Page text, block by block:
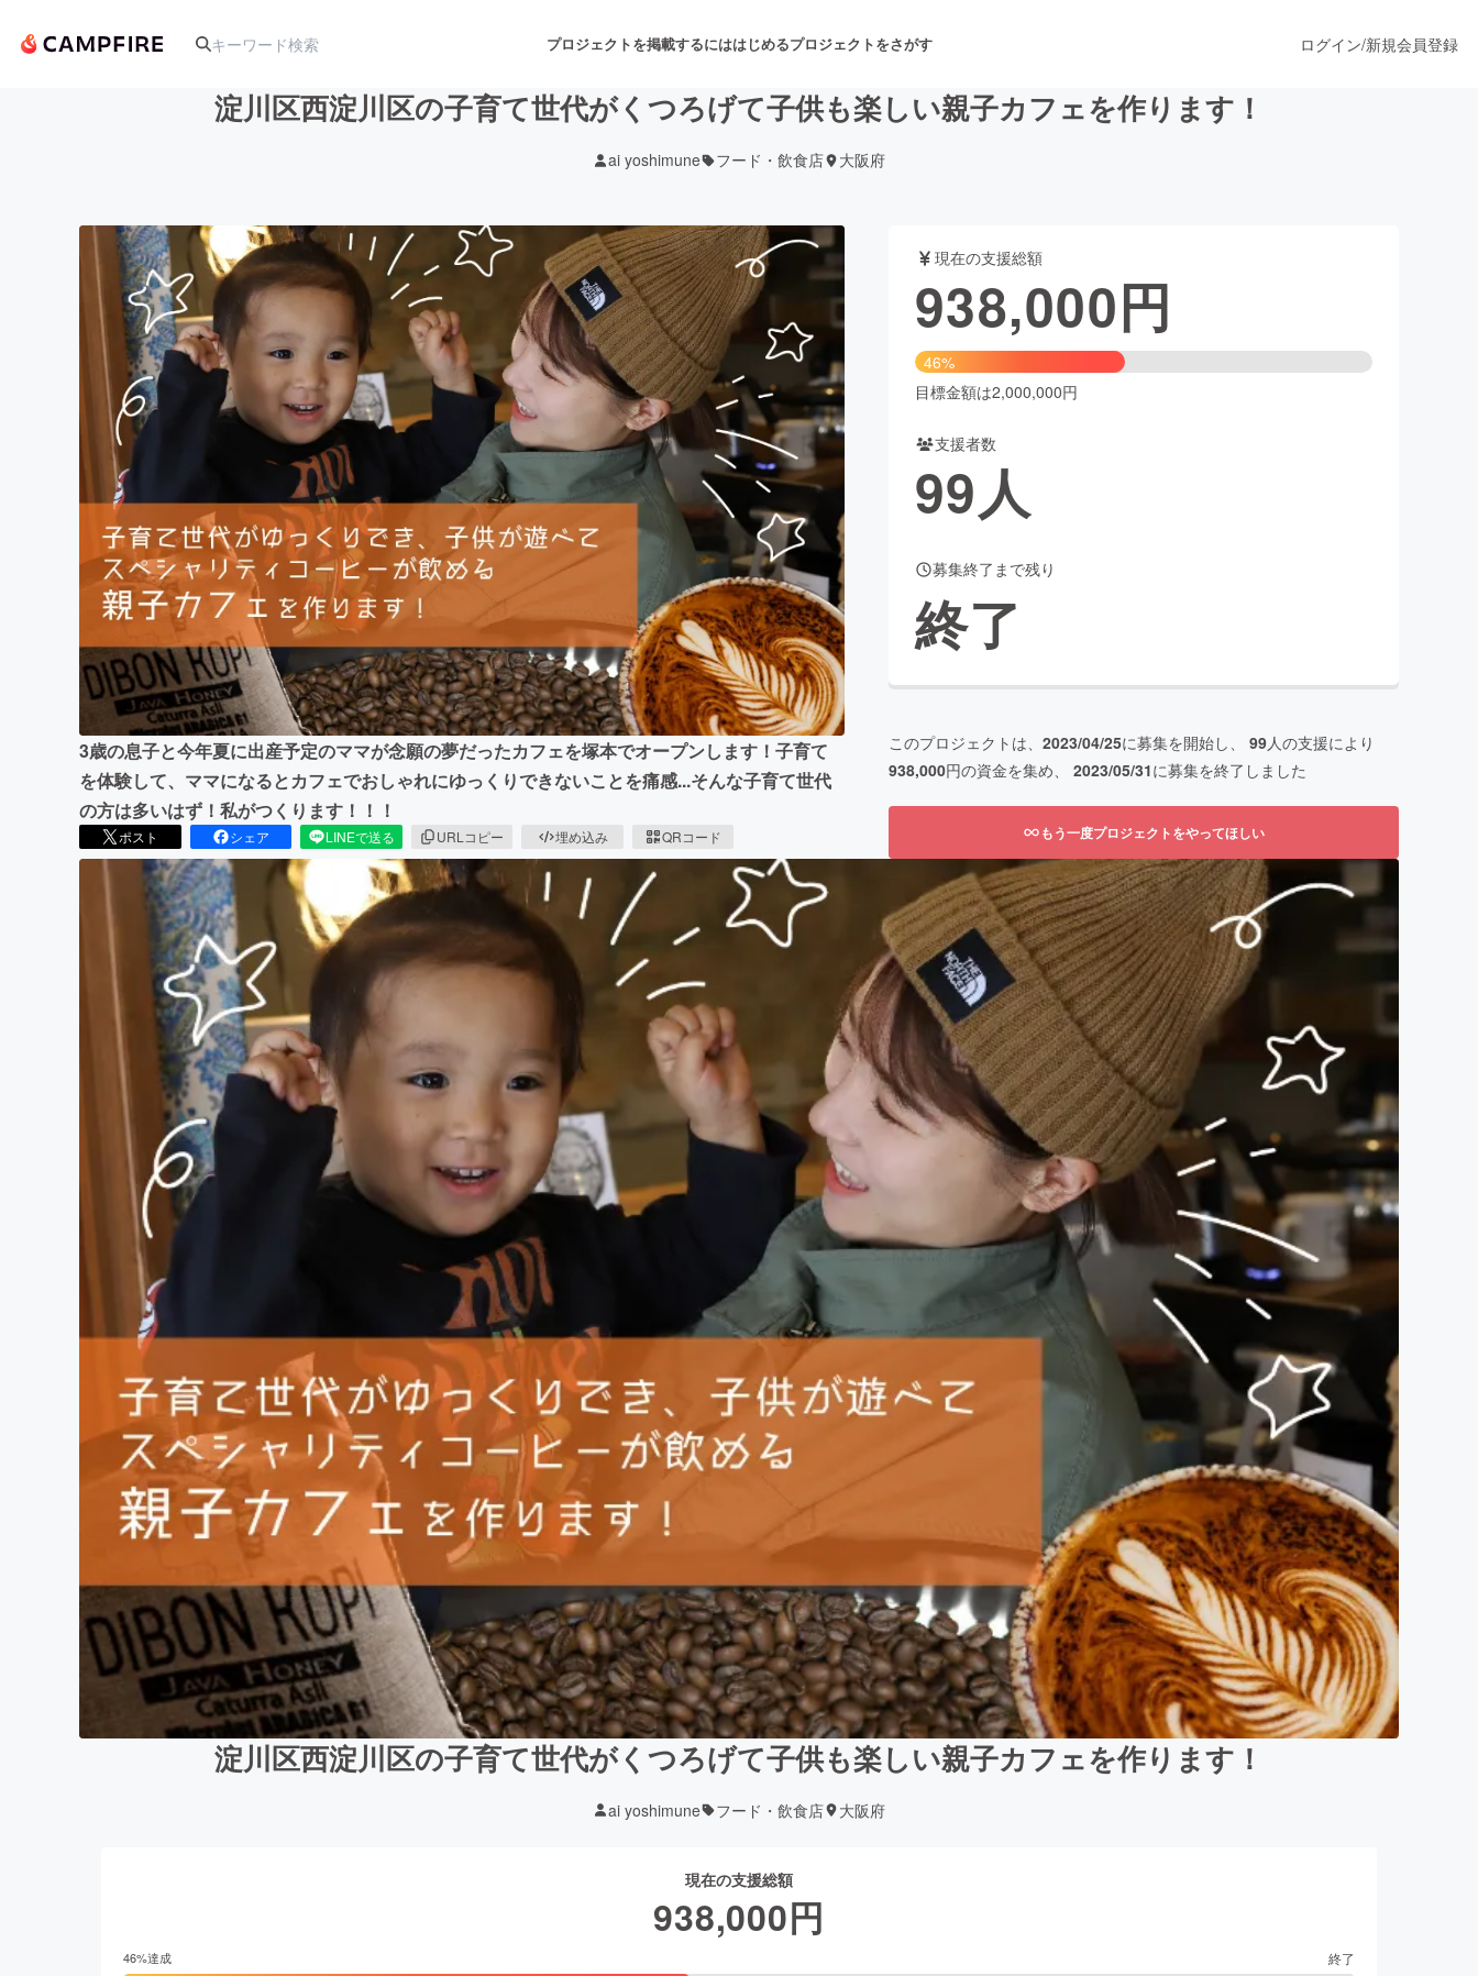
プロジェクトを掲載するにははじめるプロジェクトをさがす
アート・写真 舞台・パフォーマンス
テクノロジー・ガジェット ゲーム・サービス開発 フード・飲食店 ファッション
映像・映画 書籍・雑誌出版 アニメ・漫画
ビジネス・起業 チャレンジ ビューティー・ヘルスケア
まちづくり・地域活性化
CAMPFIRE for Social GoodCAMPFIRE Creation
CAMPFIREふるさと納税machi-yaコミュニティ
ログイン/新規会員登録
淀川区西淀川区の子育て世代がくつろげて子供も楽しい親子カフェを作ります！
ai yoshimune フード・飲食店 大阪府
3歳の息子と今年夏に出産予定のママが念願の夢だったカフェを塚本でオープンします！子育て
を体験して、ママになるとカフェでおしゃれにゆっくりできないことを痛感...そんな子育て世代
の方は多いはず！私がつくります！！！
ポスト シェア LINEで送る URLコピー 埋め込み QRコード
現在の支援総額
938,000円
46%
目標金額は2,000,000円
支援者数
99人
募集終了まで残り
終了
このプロジェクトは、 2023/04/25に募集を開始し、 99人の支援により
938,000円の資金を集め、 2023/05/31に募集を終了しました
もう一度プロジェクトをやってほしい
淀川区西淀川区の子育て世代がくつろげて子供も楽しい親子カフェを作ります！
ai yoshimune フード・飲食店 大阪府
現在の支援総額
938,000円
46%達成 終了